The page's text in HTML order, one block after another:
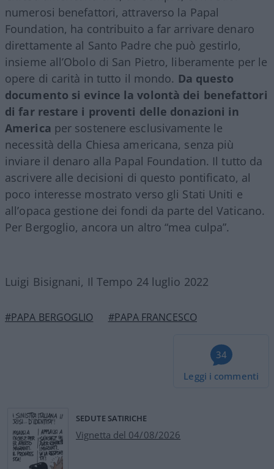
numerosi benefattori, attraverso la Papal
Foundation, ha contribuito a far arrivare denaro
direttamente al Santo Padre che può gestirlo,
insieme all’Obolo di San Pietro, liberamente per le
opere di carità in tutto il mondo. Da questo
documento si evince la volontà dei benefattori
di far restare i proventi delle donazioni in
America per sostenere esclusivamente le
necessità della Chiesa americana, senza più
inviare il denaro alla Papal Foundation. Il tutto da
ascrivere alle decisioni di questo pontificato, al
poco interesse mostrato verso gli Stati Uniti e
all’opaca gestione dei fondi da parte del Vaticano.
Per Bergoglio, ancora un altro “mea culpa”.
Luigi Bisignani, Il Tempo 24 luglio 2022
#PAPA BERGOGLIO #PAPA FRANCESCO
34
Leggi i commenti
SEDUTE SATIRICHE
Vignetta del 04/08/2026